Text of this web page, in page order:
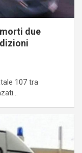
due
107 tra